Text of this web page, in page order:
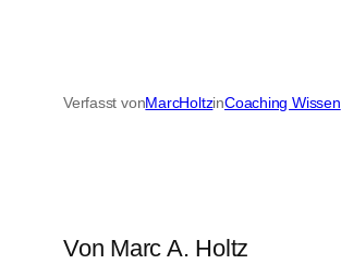
Verfasst vonMarcHoltzinCoaching Wissen
Von Marc A. Holtz